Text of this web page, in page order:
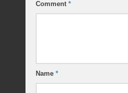
Comment *
Name *